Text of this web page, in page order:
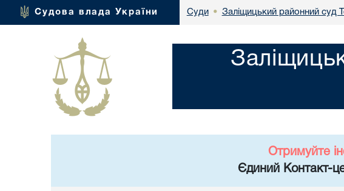
Судова влада України Суди • Заліщицький районний суд
Отримуйте
Єдиний Контакт-